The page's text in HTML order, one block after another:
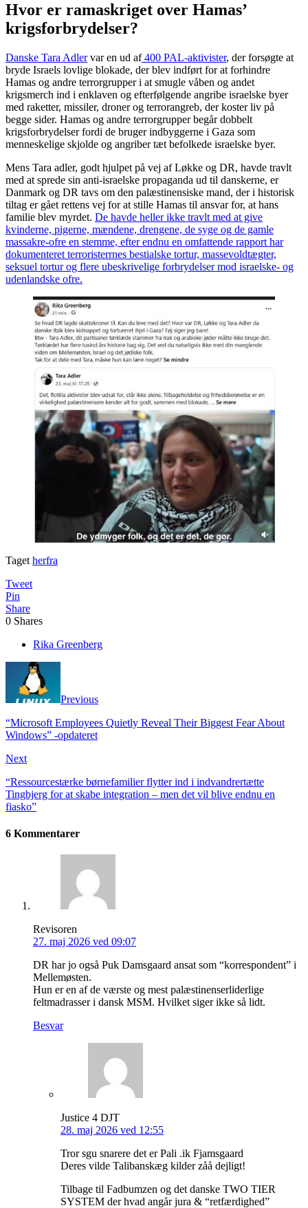
Hvor er ramaskriget over Hamas’
krigsforbrydelser?
Danske Tara Adlervar en ud af400 PAL-aktivister, der forsøgte at
bryde Israels lovlige blokade, der blev indført for at forhindre
Hamas og andre terrorgrupper i at smugle våben og andet
krigsmerch ind i enklaven og efterfølgende angribe israelske byer
med raketter, missiler, droner og terrorangreb, der koster liv på
begge sider. Hamas og andre terrorgrupper begår dobbelt
krigsforbrydelser fordi de bruger indbyggerne i Gaza som
menneskelige skjolde og angriber tæt befolkede israelske byer.
Mens Tara adler, godt hjulpet på vej af Løkke og DR, havde travlt
med at sprede sin anti-israelske propaganda ud til danskerne, er
Danmark og DR tavs om den palæstinensiske mand, der i historisk
tiltag er gået rettens vej for at stille Hamas til ansvar for, at hans
familie blev myrdet. De havde heller ikke travlt med at give
kvinderne, pigerne, mændene, drengene, de syge og de gamle
massakre-ofre en stemme, efter endnu en omfattende rapport har
dokumenteret terroristerrnes bestialske tortur, massevoldtægter,
seksuel tortur og flere ubeskrivelige forbrydelser mod israelske- og
udenlandske ofre.
Taget herfra
Tweet
Pin
Share
0 Shares
Rika Greenberg
Previous
“Microsoft Employees Quietly Reveal Their Biggest Fear About
Windows” -opdateret
Next
“Ressourcestærke børnefamilier flytter ind i indvandrertætte
Tingbjerg for at skabe integration – men det vil blive endnu en
fiasko”
6 Kommentarer
Revisoren
27. maj 2026 ved 09:07
DR har jo også Puk Damsgaard ansat som “korrespondent” i
Mellemøsten.
Hun er en af de værste og mest palæstinenserliderlige
feltmadrasser i dansk MSM. Hvilket siger ikke så lidt.
Besvar
Justice 4 DJT
28. maj 2026 ved 12:55
Tror sgu snarere det er Pali .ik Fjamsgaard
Deres vilde Talibanskæg kilder zåå dejligt!
Tilbage til Fadbumzen og det danske TWO TIER
SYSTEM der hvad angår jura & “retfærdighed”